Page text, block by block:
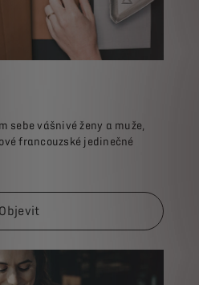
sebe vášnivé ženy a muže,
francouzské jedinečné
Objevit